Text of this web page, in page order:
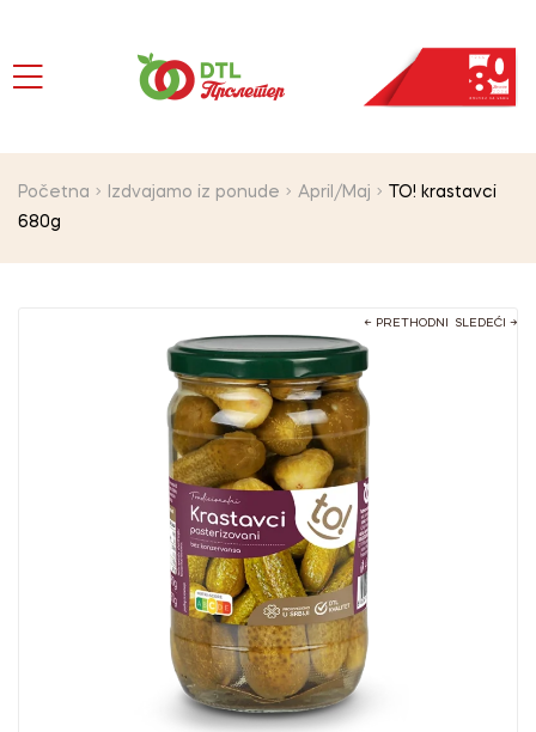
Početna Izdvajamo iz ponude April/Maj
TO! krastavci
680g
← PRETHODNI SLEDEĆI →